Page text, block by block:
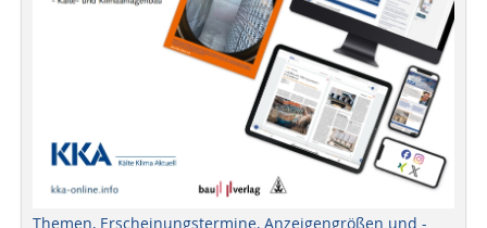
Themen, Erscheinungstermine, Anzeigengrößen und -